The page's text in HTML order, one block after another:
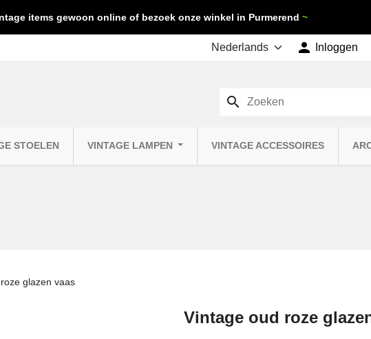
items gewoon online of bezoek onze winkel in Purmerend ~
 Inloggen
STOELEN VINTAGE LAMPEN VINTAGE ACCESSOIRES
search
glazen vaas
Vintage oud roze